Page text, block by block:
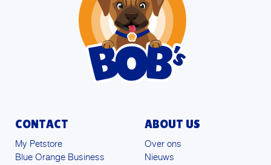
CONTACT
My Petstore
Blue Orange Business
ABOUT US
Over ons
Nieuws